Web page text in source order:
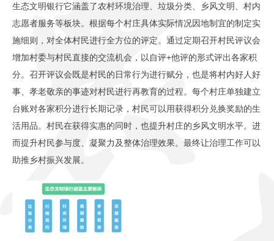
专业团队
荣誉档案
理论总结
联系我们
生态文明银行它涵盖了农村环境治理、垃圾分类、乡风文明、村内
志愿者服务等板块。根据每个村庄具体实际情况因地制宜的制定实
施细则，对全体村民进行全方位的评定。通过定期召开村民评议会
增加村委与村民直接的交流机会，以自评+他评的形式评出各家积
分。召开评议会既是村民的日常行为进行赋分，也是将村内好人好
事、孝老敬亲的事迹对村民进行再教育的过程。每个村庄单独建立
台账对各家积分进行长期记录，村民可以用获得积分兑换奖励的生
活用品。村民在获得实惠的同时，也提升村庄的乡风文明水平。进
而提升村民参与度、凝聚力及整体治理效果。最终让治理工作可以
助推乡村振兴发展。